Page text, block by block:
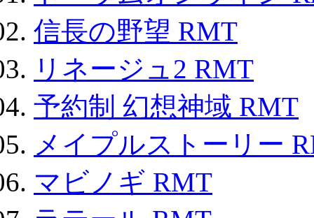
信長の野望 RMT
リネージュ2 RMT
予約制 幻想神域 RMT
メイプルストーリー
マビノギ RMT